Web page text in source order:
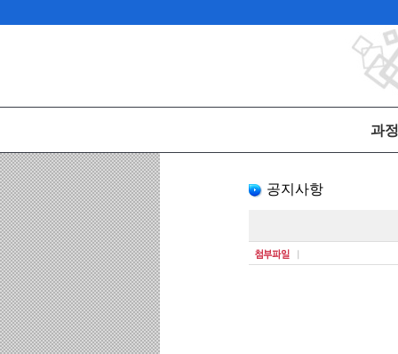
과
공지사항